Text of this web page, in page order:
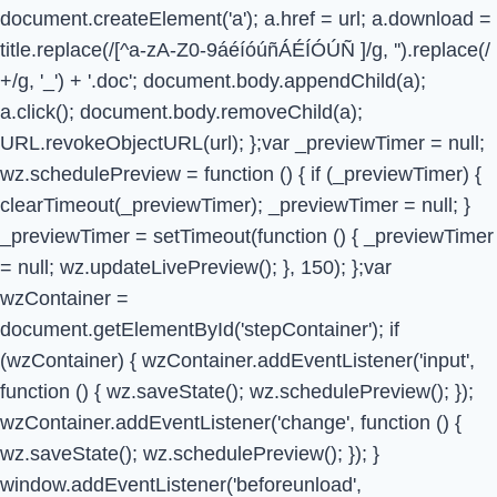
document.createElement('a'); a.href = url; a.download =
title.replace(/[^a-zA-Z0-9áéíóúñÁÉÍÓÚÑ ]/g, '').replace(/
+/g, '_') + '.doc'; document.body.appendChild(a);
a.click(); document.body.removeChild(a);
URL.revokeObjectURL(url); };var _previewTimer = null;
wz.schedulePreview = function () { if (_previewTimer) {
clearTimeout(_previewTimer); _previewTimer = null; }
_previewTimer = setTimeout(function () { _previewTimer
= null; wz.updateLivePreview(); }, 150); };var
wzContainer =
document.getElementById('stepContainer'); if
(wzContainer) { wzContainer.addEventListener('input',
function () { wz.saveState(); wz.schedulePreview(); });
wzContainer.addEventListener('change', function () {
wz.saveState(); wz.schedulePreview(); }); }
window.addEventListener('beforeunload',